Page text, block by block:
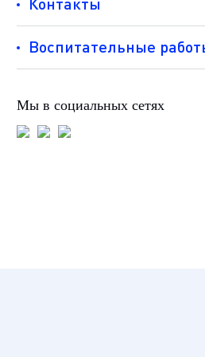
Воспитательные
Мы в социальных сетях